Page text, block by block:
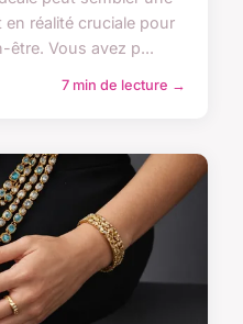
en réalité cruciale pour
Vous avez p...
7 min de lecture →